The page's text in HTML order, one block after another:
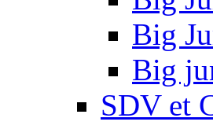
Big
Big
SDV et